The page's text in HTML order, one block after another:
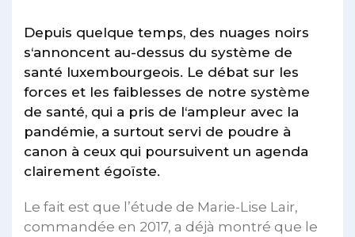
Depuis quelque temps, des nuages noirs
s‘annoncent au-dessus du système de
santé luxembourgeois. Le débat sur les
forces et les faiblesses de notre système
de santé, qui a pris de l‘ampleur avec la
pandémie, a surtout servi de poudre à
canon à ceux qui poursuivent un agenda
clairement égoïste.
Le fait est que l’étude de Marie-Lise Lair,
commandée en 2017, a déjà montré que le